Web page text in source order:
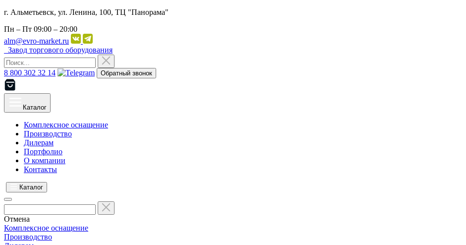
г. Альметьевск, ул. Ленина, 100, ТЦ "Панорама"
Пн – Пт 09:00 – 20:00
alm@evro-market.ru
Завод торгового оборудования
8 800 302 32 14 Обратный звонок
Каталог
Комплексное оснащение
Производство
Дилерам
Портфолио
О компании
Контакты
Каталог
Отмена
Комплексное оснащение
Производство